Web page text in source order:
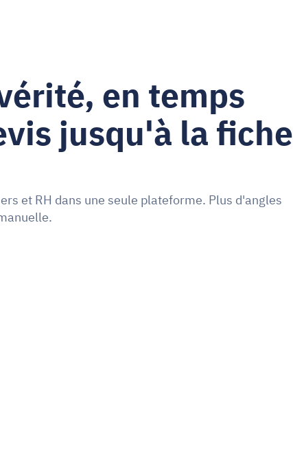
en temps
jusqu'à la fiche
et RH dans une seule plateforme. Plus d'angles